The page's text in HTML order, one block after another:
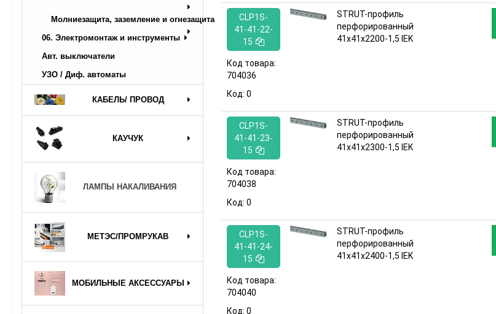
Молниезащита, заземление и огнезащита
06. Электромонтаж и инструменты
Авт. выключатели
УЗО / Диф. автоматы
КАБЕЛЬ/ ПРОВОД
КАУЧУК
ЛАМПЫ НАКАЛИВАНИЯ
МЕТЭС/ПРОМРУКАВ
МОБИЛЬНЫЕ АКСЕССУАРЫ
CLP1S-
41-41-22-
15
Код товара:
704036
Код: 0
STRUT-профиль
перфорированный
41x41х2200-1,5 IEK
CLP1S-
41-41-23-
15
Код товара:
704038
Код: 0
STRUT-профиль
перфорированный
41x41х2300-1,5 IEK
CLP1S-
41-41-24-
15
Код товара:
704040
Код: 0
STRUT-профиль
перфорированный
41x41х2400-1,5 IEK